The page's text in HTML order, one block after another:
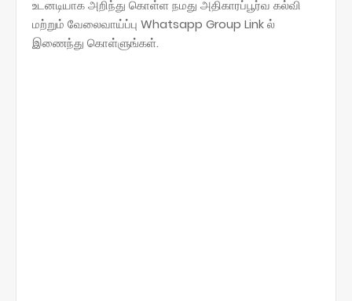
உடனடியாக அறிந்து கொள்ள நமது அதிகாரப்பூர்வ கல்வி
மற்றும் வேலைவாய்ப்பு Whatsapp Group Link ல்
இணைந்து கொள்ளுங்கள்.